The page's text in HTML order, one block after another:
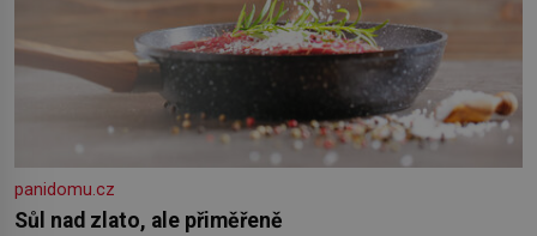
panidomu.cz
Sůl nad zlato, ale přiměřeně